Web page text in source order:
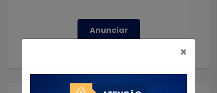
×
Anunciar